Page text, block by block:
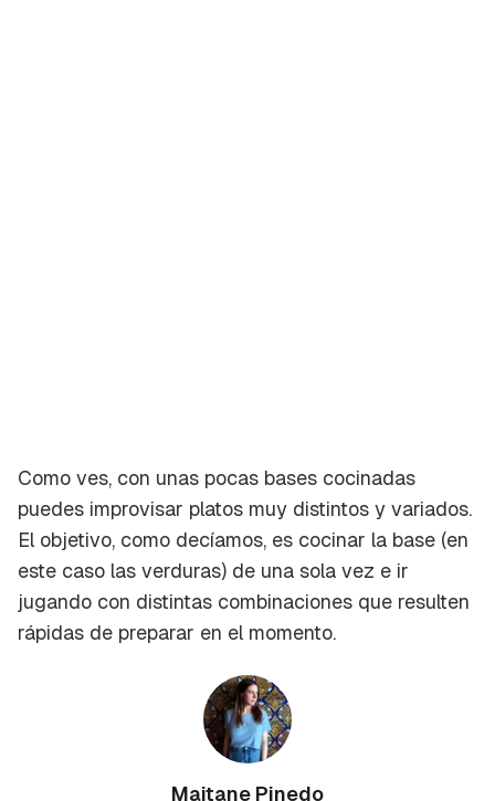
Como ves, con unas pocas bases cocinadas
puedes improvisar platos muy distintos y variados.
El objetivo, como decíamos, es cocinar la base (en
este caso las verduras) de una sola vez e ir
jugando con distintas combinaciones que resulten
rápidas de preparar en el momento.
Maitane Pinedo